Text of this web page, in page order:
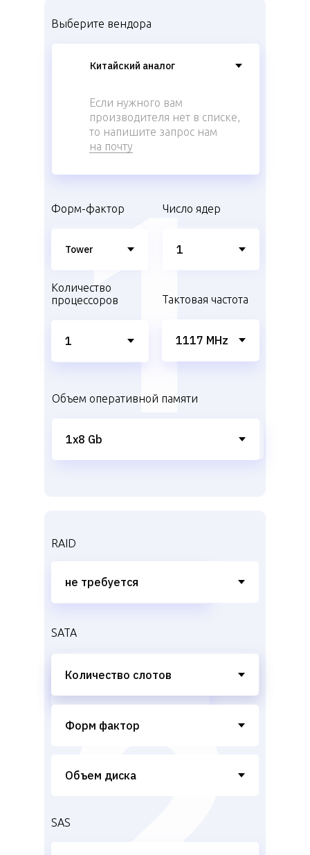
Форм-фактор
Количество
процессоров
Число ядер
Тактовая частота
Объем оперативной памяти
SATA
SAS
Выберите вендора
RAID
Если нужного вам
производителя нет в списке,
то напишите запрос нам
на почту